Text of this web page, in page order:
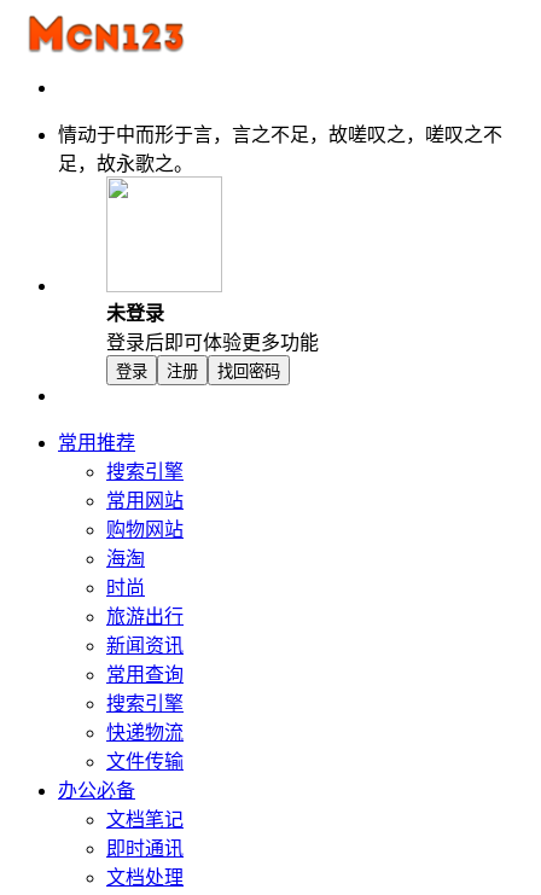
情动于中而形于言，言之不足，故嗟叹之，嗟叹之不
足，故永歌之。
未登录
登录后即可体验更多功能
登录 注册 找回密码
常用推荐
搜索引擎
常用网站
购物网站
海淘
时尚
旅游出行
新闻资讯
常用查询
搜索引擎
快递物流
文件传输
办公必备
文档笔记
即时通讯
文档处理